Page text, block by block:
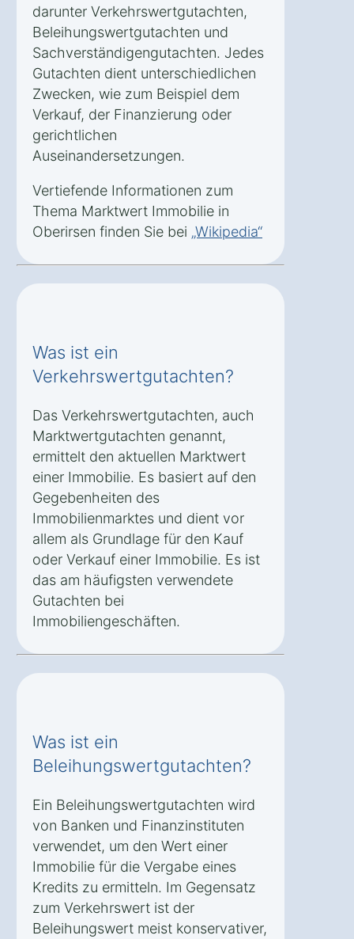
darunter Verkehrswertgutachten,
Beleihungswertgutachten und
Sachverständigengutachten. Jedes
Gutachten dient unterschiedlichen
Zwecken, wie zum Beispiel dem
Verkauf, der Finanzierung oder
gerichtlichen
Auseinandersetzungen.
Vertiefende Informationen zum
Thema Marktwert Immobilie in
Oberirsen finden Sie bei „Wikipedia“
Was ist ein
Verkehrswertgutachten?
Das Verkehrswertgutachten, auch
Marktwertgutachten genannt,
ermittelt den aktuellen Marktwert
einer Immobilie. Es basiert auf den
Gegebenheiten des
Immobilienmarktes und dient vor
allem als Grundlage für den Kauf
oder Verkauf einer Immobilie. Es ist
das am häufigsten verwendete
Gutachten bei
Immobiliengeschäften.
Was ist ein
Beleihungswertgutachten?
Ein Beleihungswertgutachten wird
von Banken und Finanzinstituten
verwendet, um den Wert einer
Immobilie für die Vergabe eines
Kredits zu ermitteln. Im Gegensatz
zum Verkehrswert ist der
Beleihungswert meist konservativer,